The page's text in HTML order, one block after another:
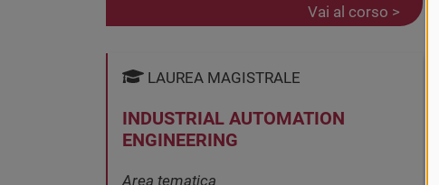
Vai al corso >
LAUREA MAGISTRALE
INDUSTRIAL AUTOMATION
ENGINEERING
Area tematica